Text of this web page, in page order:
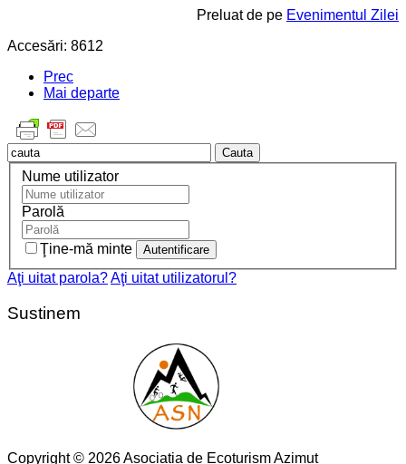
Preluat de pe Evenimentul Zilei
Accesări: 8612
Prec
Mai departe
Cauta
Nume utilizator
Parolă
Ţine-mă minte
Aţi uitat parola?Aţi uitat utilizatorul?
Sustinem
Copyright © 2026 Asociatia de Ecoturism Azimut